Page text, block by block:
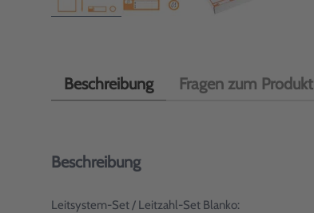
Beschreibung Fragen zum Produkt
Beschreibung
Leitsystem-Set / Leitzahl-Set Blanko: